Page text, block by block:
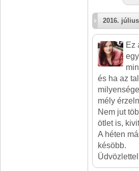
2016.
Ez
és ha az
mély
Nem jut
ötlet is,
A héten
késöbb.